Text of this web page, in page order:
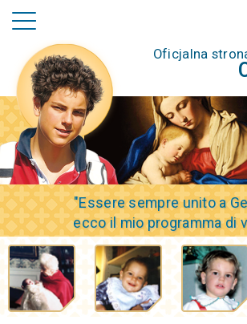
Oficjalna
"Essere sempre unito a
ecco il mio programma di